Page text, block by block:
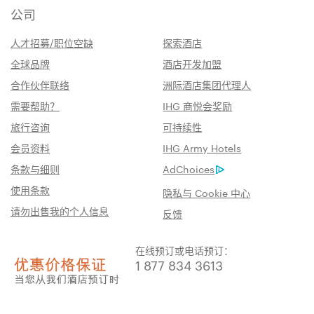
公司
人才招募/职位空缺
探索酒店
全球品牌
酒店开发加盟
合作伙伴联络
洲际酒店集团代理人
需要帮助？
IHG 商悦会奖励
旅行咨询
可持续性
会员资料
IHG Army Hotels
条款与细则
AdChoices
使用条款
隐私与 Cookie 中心
请勿出售我的个人信息
反馈
在线预订或电话预订：
1 877 834 3613